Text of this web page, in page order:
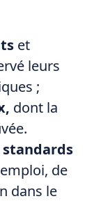
et
leurs
;
dont la
standards
de
dans le